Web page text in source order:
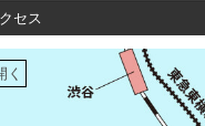
セス